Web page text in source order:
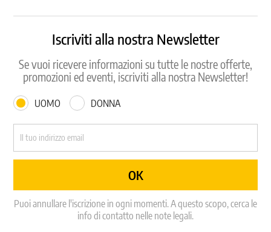
Iscriviti alla nostra Newsletter
Se vuoi ricevere informazioni su tutte le nostre offerte,
promozioni ed eventi, iscriviti alla nostra Newsletter!
UOMO DONNA
Puoi annullare l'iscrizione in ogni momenti. A questo scopo, cerca le
info di contatto nelle note legali.